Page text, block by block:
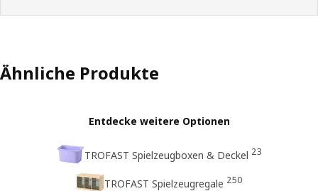
Ähnliche Produkte
Entdecke weitere Optionen
TROFAST Spielzeugboxen & Deckel 23
TROFAST Spielzeugregale 250